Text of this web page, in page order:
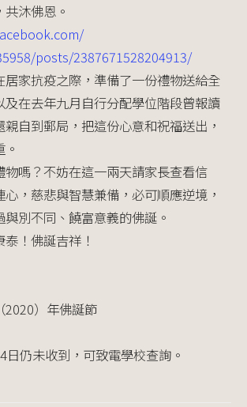
共沐佛恩。
posts/2387671528204913/
居家抗疫之際，準備了一份禮物送給全
及在去年九月自行分配學位階段曾報讀
親自到郵局，把這份心意和祝福送出，
。
物嗎？不妨在這一兩天請家長查看信
心，慈悲與智慧兼備，必可順應逆境，
與別不同、饒富意義的佛誕。
！佛誕吉祥！
2020）年佛誕節
日仍未收到，可致電學校查詢。